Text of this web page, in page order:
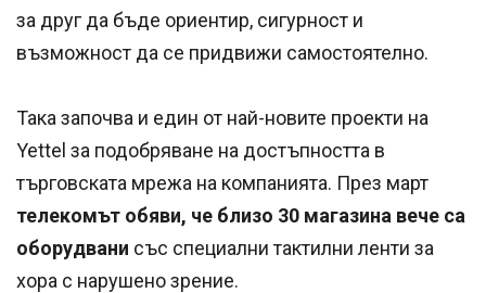
за друг да бъде ориентир, сигурност и
възможност да се придвижи самостоятелно.
Така започва и един от най-новите проекти на
Yettel за подобряване на достъпността в
търговската мрежа на компанията. През март
телекомът обяви, че близо 30 магазина вече са
оборудвани със специални тактилни ленти за
хора с нарушено зрение.